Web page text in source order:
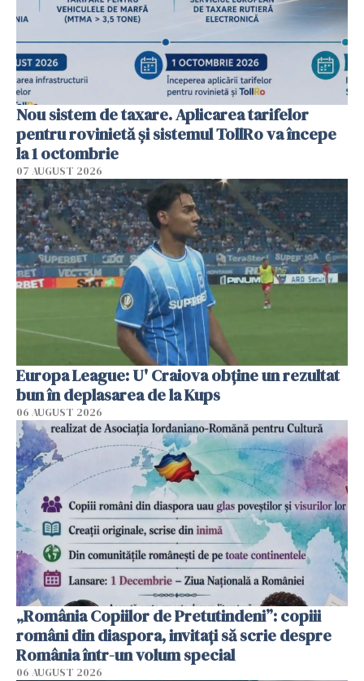
Nou sistem de taxare. Aplicarea tarifelor
pentru rovinietă şi sistemul TollRo va începe
la 1 octombrie
07 AUGUST 2026
Europa League: U' Craiova obține un rezultat
bun în deplasarea de la Kups
06 AUGUST 2026
„România Copiilor de Pretutindeni”: copiii
români din diaspora, invitați să scrie despre
România într-un volum special
06 AUGUST 2026